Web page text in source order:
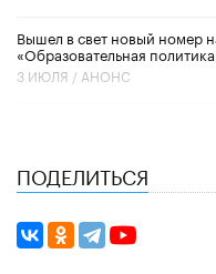
Вышел в свет новый номер
«Образовательная
3 ИЮЛЯ / АНОНС
ПОДЕЛИТЬСЯ